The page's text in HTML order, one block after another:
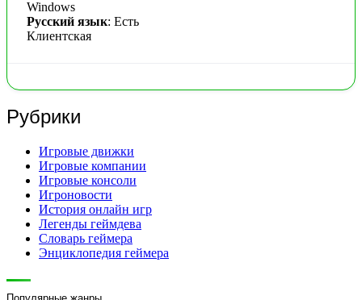
Windows
Русский язык: Есть
Клиентская
Рубрики
Игровые движки
Игровые компании
Игровые консоли
Игроновости
История онлайн игр
Легенды геймдева
Словарь геймера
Энциклопедия геймера